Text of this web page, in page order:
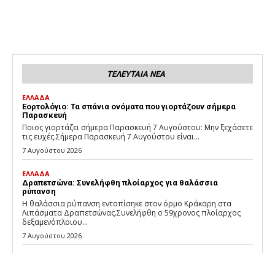
ΤΕΛΕΥΤΑΙΑ ΝΕΑ
ΕΛΛΑΔΑ
Εορτολόγιο: Τα σπάνια ονόματα που γιορτάζουν σήμερα
Παρασκευή
Ποιος γιορτάζει σήμερα Παρασκευή 7 Αυγούστου: Μην ξεχάσετε
τις ευχές.Σήμερα Παρασκευή 7 Αυγούστου είναι...
7 Αυγούστου 2026
ΕΛΛΑΔΑ
Δραπετσώνα: Συνελήφθη πλοίαρχος για θαλάσσια
ρύπανση
Η θαλάσσια ρύπανση εντοπίσηκε στον όρμο Κράκαρη στα
Λιπάσματα Δραπετσώνας.Συνελήφθη ο 59χρονος πλοίαρχος
δεξαμενόπλοιου...
7 Αυγούστου 2026